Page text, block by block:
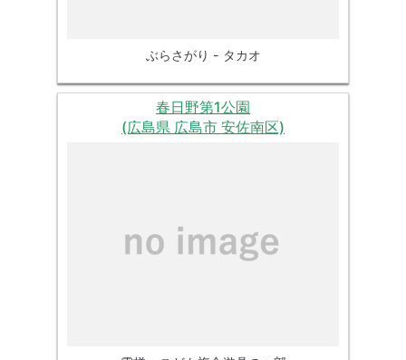
ぶらさがり - タカオ
春日野第1公園
(広島県 広島市 安佐南区)